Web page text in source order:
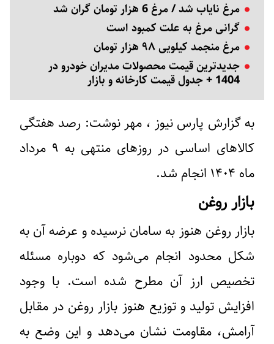
مرغ نایاب شد / مرغ 6 هزار تومان گران شد
گرانی مرغ به علت کمبود است
مرغ منجمد کیلویی ۹۸ هزار تومان
جدیدترین قیمت محصولات مدیران خودرو در
1404 + جدول قیمت کارخانه و بازار
به گزارش پارس نیوز ، مهر نوشت: رصد هفتگی
کالاهای اساسی در روزهای منتهی به ۹ مرداد
ماه ۱۴۰۴ انجام شد.
بازار روغن
بازار روغن هنوز به سامان نرسیده و عرضه آن به
شکل محدود انجام می‌شود که دوباره مسئله
تخصیص ارز آن مطرح شده است. با وجود
افزایش تولید و توزیع هنوز بازار روغن در مقابل
آرامش، مقاومت نشان می‌دهد و این وضع به